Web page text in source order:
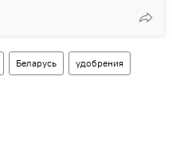
Беларусь удобрения